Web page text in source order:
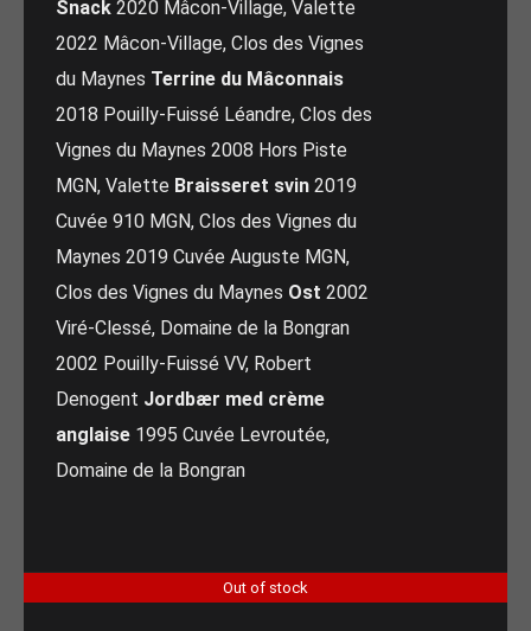
Snack 2020 Mâcon-Village, Valette
2022 Mâcon-Village, Clos des Vignes
du Maynes Terrine du Mâconnais
2018 Pouilly-Fuissé Léandre, Clos des
Vignes du Maynes 2008 Hors Piste
MGN, Valette Braisseret svin 2019
Cuvée 910 MGN, Clos des Vignes du
Maynes 2019 Cuvée Auguste MGN,
Clos des Vignes du Maynes Ost 2002
Viré-Clessé, Domaine de la Bongran
2002 Pouilly-Fuissé VV, Robert
Denogent Jordbær med crème
anglaise 1995 Cuvée Levroutée,
Domaine de la Bongran
Out of stock